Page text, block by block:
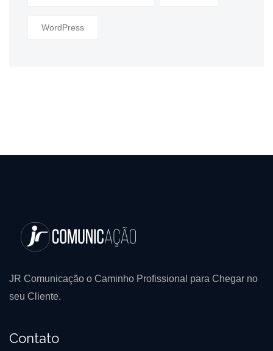
WordPress
JR Comunicação o Caminho Profissional para Chegar no
seu Cliente.
Contato